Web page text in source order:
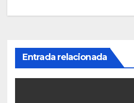
Entrada relacionada